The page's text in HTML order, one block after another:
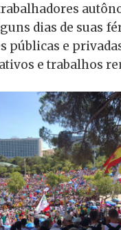
dias de suas
públicas e
e trabalhos